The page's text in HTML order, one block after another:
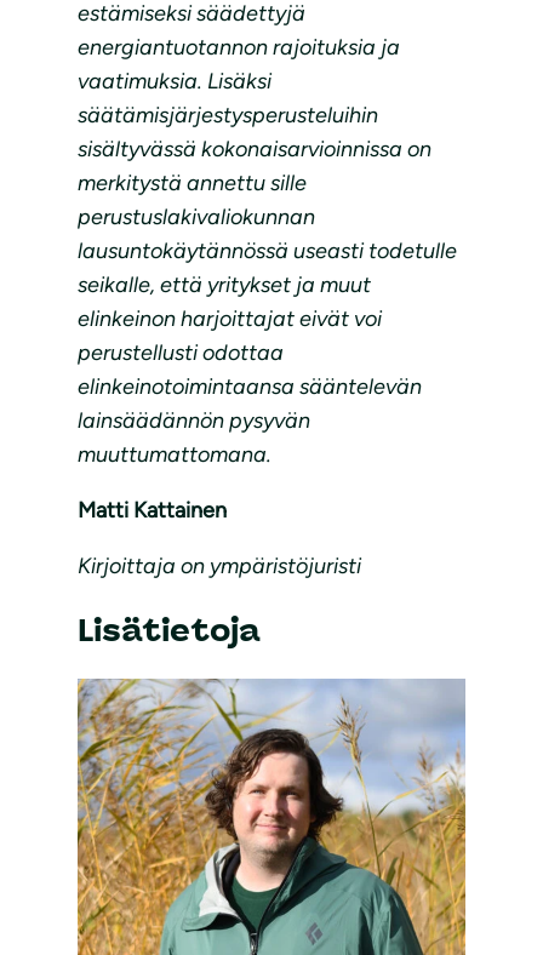
estämiseksi säädettyjä
energiantuotannon rajoituksia ja
vaatimuksia. Lisäksi
säätämisjärjestysperusteluihin
sisältyvässä kokonaisarvioinnissa on
merkitystä annettu sille
perustuslakivaliokunnan
lausuntokäytännössä useasti todetulle
seikalle, että yritykset ja muut
elinkeinon harjoittajat eivät voi
perustellusti odottaa
elinkeinotoimintaansa sääntelevän
lainsäädännön pysyvän
muuttumattomana.
Matti Kattainen
Kirjoittaja on ympäristöjuristi
Lisätietoja